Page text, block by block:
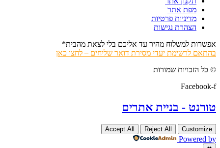
מפת אתר
מדיניות פרטיות
הצהרת נגישות
אפשרות למשלוח מהיר עד אליכם בלי לצאת מהבית*
בהתאם לרשימת יעדי מסירת דואר שליחים – לחצו כאן
© כל הזכויות שמורות
Facebook-f
טורנט - בניית אתרים
Customize
Reject All
Accept All
Powered by